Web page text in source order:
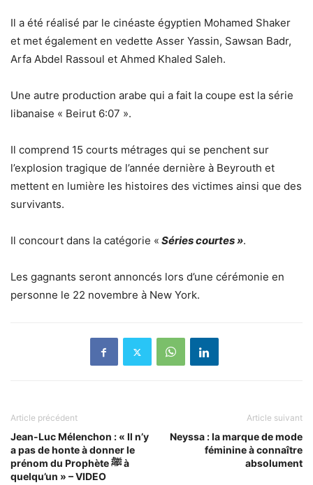
Il a été réalisé par le cinéaste égyptien Mohamed Shaker
et met également en vedette Asser Yassin, Sawsan Badr,
Arfa Abdel Rassoul et Ahmed Khaled Saleh.
Une autre production arabe qui a fait la coupe est la série
libanaise « Beirut 6:07 ».
Il comprend 15 courts métrages qui se penchent sur
l’explosion tragique de l’année dernière à Beyrouth et
mettent en lumière les histoires des victimes ainsi que des
survivants.
Il concourt dans la catégorie « Séries courtes ».
Les gagnants seront annoncés lors d’une cérémonie en
personne le 22 novembre à New York.
Article précédent
Jean-Luc Mélenchon : « Il n’y
a pas de honte à donner le
prénom du Prophète ﷺ à
quelqu’un » – VIDEO
Article suivant
Neyssa : la marque de mode
féminine à connaître
absolument